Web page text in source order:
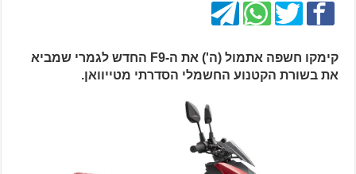
קימקו חשפה אתמול (ה') את ה-F9 החדש לגמרי שמביא
את בשורת הקטנוע החשמלי הסדרתי מטייוואן.